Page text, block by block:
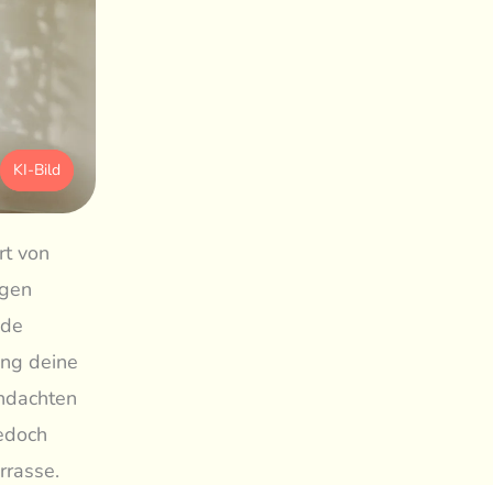
KI-Bild
von
deine